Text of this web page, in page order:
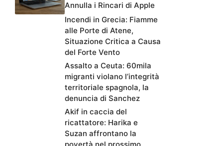
Annulla i Rincari di Apple
Incendi in Grecia: Fiamme
alle Porte di Atene,
Situazione Critica a Causa
del Forte Vento
Assalto a Ceuta: 60mila
migranti violano l’integrità
territoriale spagnola, la
denuncia di Sanchez
Akif in caccia del
ricattatore: Harika e
Suzan affrontano la